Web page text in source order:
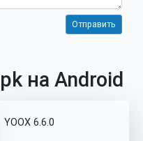
на Android
YOOX 6.6.0